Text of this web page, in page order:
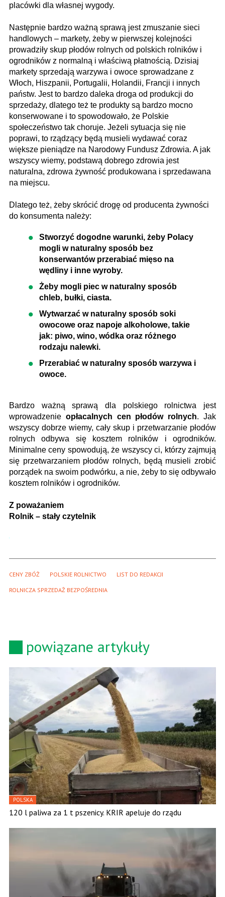
placówki dla własnej wygody.
Następnie bardzo ważną sprawą jest zmuszanie sieci
handlowych – markety, żeby w pierwszej kolejności
prowadziły skup płodów rolnych od polskich rolników i
ogrodników z normalną i właściwą płatnością. Dzisiaj
markety sprzedają warzywa i owoce sprowadzane z
Włoch, Hiszpanii, Portugalii, Holandii, Francji i innych
państw. Jest to bardzo daleka droga od produkcji do
sprzedaży, dlatego też te produkty są bardzo mocno
konserwowane i to spowodowało, że Polskie
społeczeństwo tak choruje. Jeżeli sytuacja się nie
poprawi, to rządzący będą musieli wydawać coraz
większe pieniądze na Narodowy Fundusz Zdrowia. A jak
wszyscy wiemy, podstawą dobrego zdrowia jest
naturalna, zdrowa żywność produkowana i sprzedawana
na miejscu.
Dlatego też, żeby skrócić drogę od producenta żywności
do konsumenta należy:
Stworzyć dogodne warunki, żeby Polacy
mogli w naturalny sposób bez
konserwantów przerabiać mięso na
wędliny i inne wyroby.
Żeby mogli piec w naturalny sposób
chleb, bułki, ciasta.
Wytwarzać w naturalny sposób soki
owocowe oraz napoje alkoholowe, takie
jak: piwo, wino, wódka oraz różnego
rodzaju nalewki.
Przerabiać w naturalny sposób warzywa i
owoce.
Bardzo ważną sprawą dla polskiego rolnictwa jest
wprowadzenie opłacalnych cen płodów rolnych. Jak
wszyscy dobrze wiemy, cały skup i przetwarzanie płodów
rolnych odbywa się kosztem rolników i ogrodników.
Minimalne ceny spowodują, że wszyscy ci, którzy zajmują
się przetwarzaniem płodów rolnych, będą musieli zrobić
porządek na swoim podwórku, a nie, żeby to się odbywało
kosztem rolników i ogrodników.
Z poważaniem
Rolnik – stały czytelnik
CENY ZBÓŻ POLSKIE ROLNICTWO LIST DO REDAKCJI
ROLNICZA SPRZEDAŻ BEZPOŚREDNIA
powiązane artykuły
POLSKA
120 l paliwa za 1 t pszenicy. KRIR apeluje do rządu